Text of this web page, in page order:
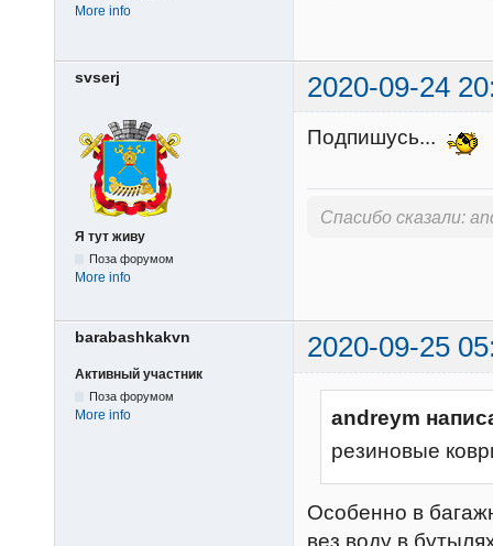
More info
svserj 2020-09-24
Я тут живу
Поза форумом
More info
Подпишусь...
Спасибо сказали:
barabashkakvn 2020-09-25
Активный участник
Поза форумом
More info
andreym
резиновые
Особенно в
вез воду в